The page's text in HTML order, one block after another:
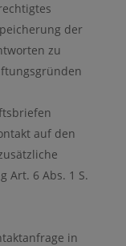
der
zu
auf den
Art. 6 Abs. 1 S.
in